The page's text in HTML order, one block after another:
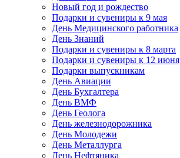
Новый год и рождество
Подарки и сувениры к 9 мая
День Медицинского работника
День Знаний
Подарки и сувениры к 8 марта
Подарки и сувениры к 12 июня
Подарки выпускникам
День Авиации
День Бухгалтера
День ВМФ
День Геолога
День железнодорожника
День Молодежи
День Металлурга
День Нефтяника